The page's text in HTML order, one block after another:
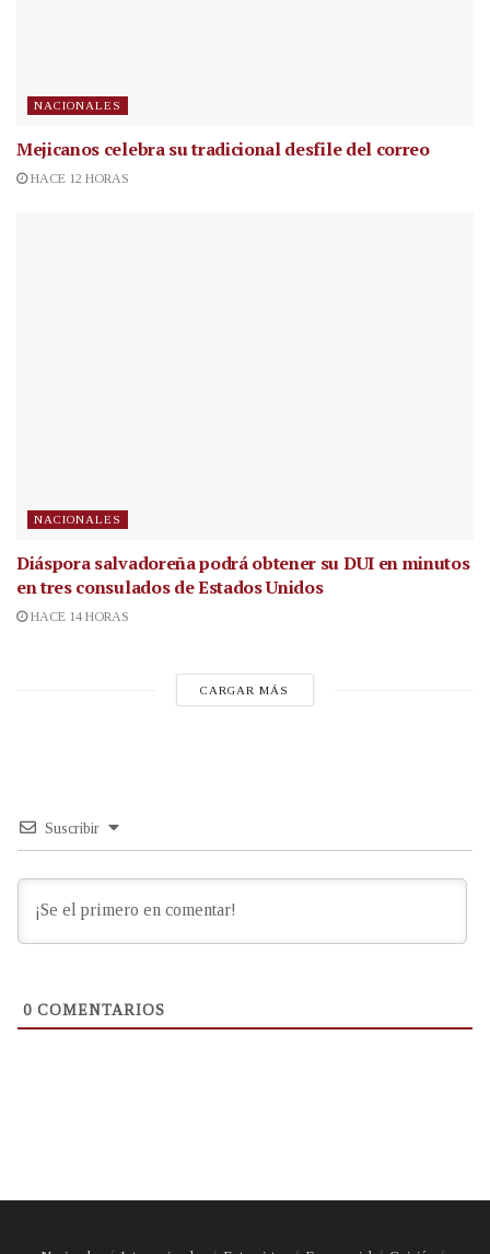
NACIONALES
Mejicanos celebra su tradicional desfile del correo
HACE 12 HORAS
NACIONALES
Diáspora salvadoreña podrá obtener su DUI en minutos
en tres consulados de Estados Unidos
HACE 14 HORAS
CARGAR MÁS
Suscribir
0 COMENTARIOS